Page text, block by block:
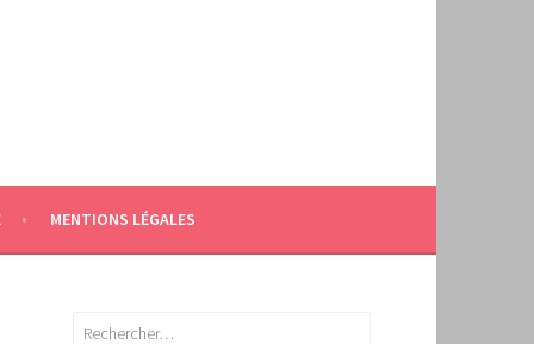
MENTIONS LÉGALES
Rechercher :